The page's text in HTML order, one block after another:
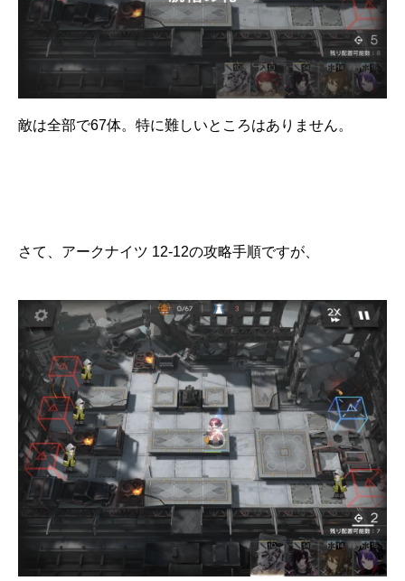
敵は全部で67体。特に難しいところはありません。
さて、アークナイツ 12-12の攻略手順ですが、